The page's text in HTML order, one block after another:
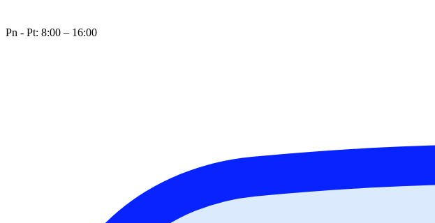
Pn - Pt: 8:00 – 16:00